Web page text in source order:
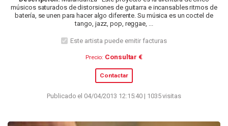
músicos saturados de distorsiones de guitarra e incansables ritmos de
batería, se unen para hacer algo diferente. Su música es un coctel de
tango, jazz, pop, reggae, ...
Este artista puede emitir facturas
Precio: Consultar €
Contactar
Publicado el 04/04/2013 12:15:40 | 1035 visitas